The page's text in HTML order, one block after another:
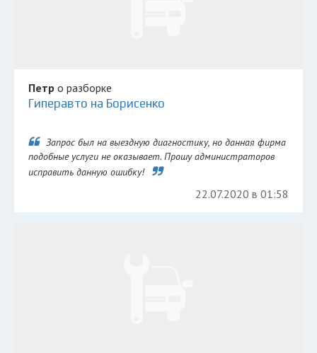
Петр о разборке
Гиперавто на Борисенко
Запрос был на выездную диагностику, но данная фирма
подобные услуги не оказывает. Прошу администраторов
исправить данную ошибку!
22.07.2020 в 01:58